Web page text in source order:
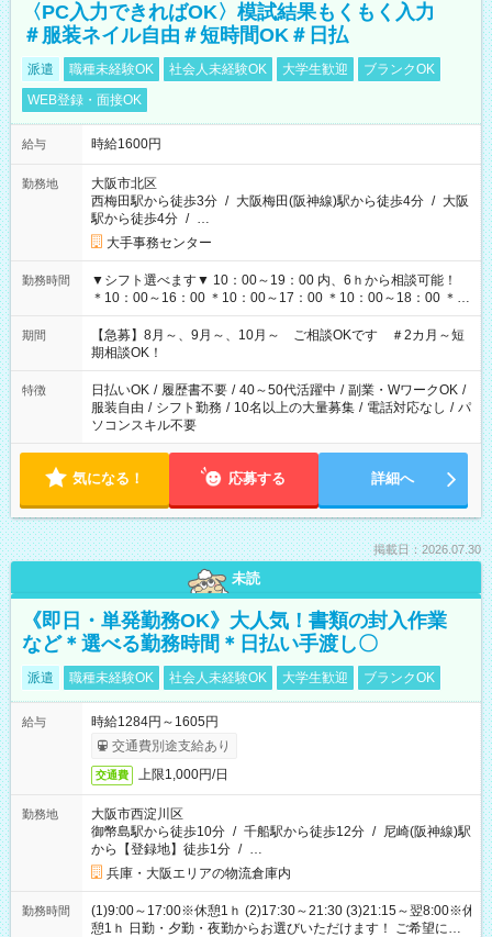
〈PC入力できればOK〉模試結果もくもく入力
＃服装ネイル自由＃短時間OK＃日払
派遣 職種未経験OK 社会人未経験OK 大学生歓迎
ブランクOK
WEB登録・面接OK
給与 時給1600円
勤務地
大阪市北区
西梅田駅から徒歩3分 / 大阪梅田(阪神線)駅から徒歩4分 / 大阪
駅から徒歩4分 / …
大手事務センター
勤務時間
▼シフト選べます▼ 10：00～19：00 内、6ｈから相談可能！
＊10：00～16：00 ＊10：00～17：00 ＊10：00～18：00 ＊
11：00～19：00 ＊12：00～19：00 ＊13：00～19：00
期間
【急募】8月～、9月～、10月～ ご相談OKです ＃2カ月～短
期相談OK！
特徴 日払いOK / 履歴書不要 / 40～50代活躍中 / 副業・WワークOK /
服装自由 / シフト勤務 / 10名以上の大量募集 / 電話対応なし / パ
ソコンスキル不要
気になる！ 応募する 詳細へ
掲載日：2026.07.30
未読
《即日・単発勤務OK》大人気！書類の封入作業
など＊選べる勤務時間＊日払い手渡し〇
派遣 職種未経験OK 社会人未経験OK 大学生歓迎 ブランクOK
給与
時給1284円～1605円
交通費別途支給あり
交通費 上限1,000円/日
勤務地
大阪市西淀川区
御幣島駅から徒歩10分 / 千船駅から徒歩12分 / 尼崎(阪神線)駅
から【登録地】徒歩1分 / …
兵庫・大阪エリアの物流倉庫内
勤務時間
(1)9:00～17:00※休憩1ｈ (2)17:30～21:30 (3)21:15～翌8:00※休
憩1ｈ 日勤・夕勤・夜勤からお選びいただけます！ ご希望に合